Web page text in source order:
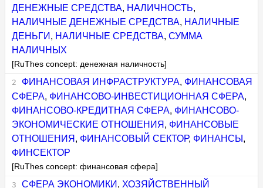
ДЕНЕЖНЫЕ СРЕДСТВА, НАЛИЧНОСТЬ,
НАЛИЧНЫЕ ДЕНЕЖНЫЕ СРЕДСТВА, НАЛИЧНЫЕ
ДЕНЬГИ , НАЛИЧНЫЕ СРЕДСТВА,СУММА
НАЛИЧНЫХ
[RuThes concept: денежная наличность]
ФИНАНСОВАЯ ИНФРАСТРУКТУРА, ФИНАНСОВАЯ
СФЕРА, ФИНАНСОВО-ИНВЕСТИЦИОННАЯ СФЕРА,
ФИНАНСОВО-КРЕДИТНАЯ СФЕРА, ФИНАНСОВО-
ЭКОНОМИЧЕСКИЕ ОТНОШЕНИЯ , ФИНАНСОВЫЕ
ОТНОШЕНИЯ , ФИНАНСОВЫЙ СЕКТОР, ФИНАНСЫ ,
ФИНСЕКТОР
[RuThes concept: финансовая сфера]
СФЕРА ЭКОНОМИКИ , ХОЗЯЙСТВЕННЫЙ